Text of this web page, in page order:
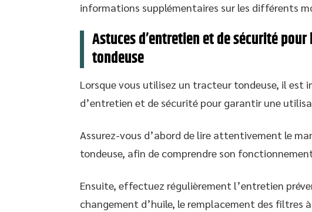
informations supplémentaires sur les différents
Astuces d’entretien et de sécurité
tondeuse
Lorsque vous utilisez un tracteur tondeuse, il est
d’entretien et de sécurité pour garantir une
Assurez-vous d’abord de lire attentivement le
tondeuse, afin de comprendre son
Ensuite, effectuez régulièrement l’entretien
changement d’huile, le remplacement des filtres